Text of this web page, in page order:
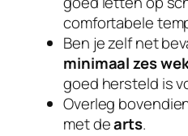
comfortabele
Ben je zelf net
minimaal zes
goed hersteld is
Overleg
met dearts.